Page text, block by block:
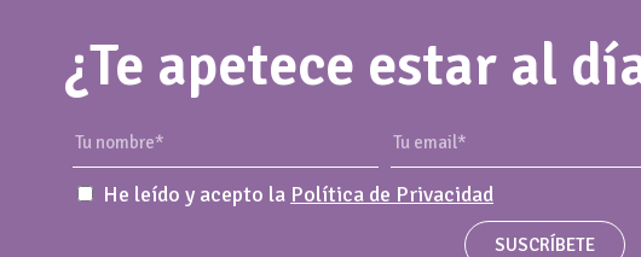
¿Te apetece estar al
He leído y acepto la Política de Privacidad
SUSCRÍBETE